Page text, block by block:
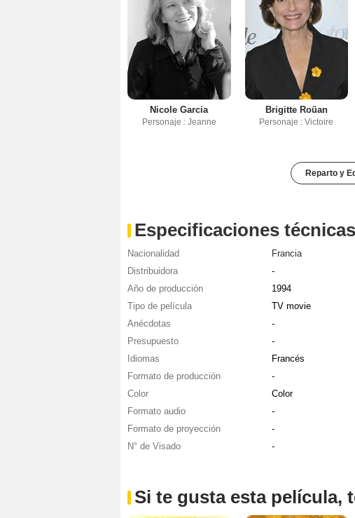
Nicole Garcia
Personaje : Jeanne
Brigitte Roüan
Personaje : Victoire
Reparto y
Especificaciones técnicas
Nacionalidad
Francia
Distribuidora
-
Año de producción
1994
Tipo de película
TV movie
Anécdotas
-
Presupuesto
-
Idiomas
Francés
Formato de producción
-
Color
Color
Formato audio
-
Formato de proyección
-
N° de Visado
-
Si te gusta esta película,